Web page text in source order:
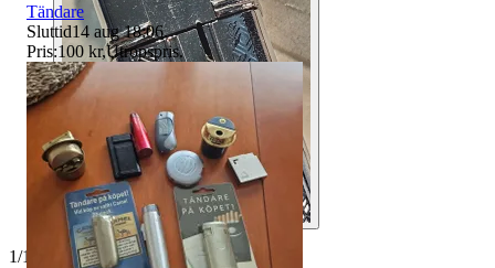
1/10
Tändare
Sluttid14 aug 18:06.
Pris:100 kr,Utropspris.